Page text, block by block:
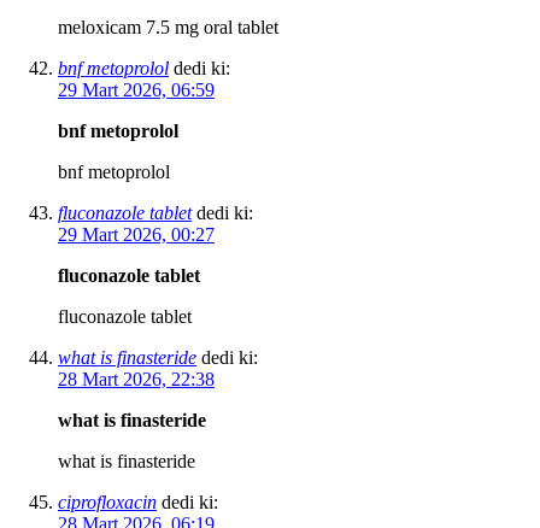
meloxicam 7.5 mg oral tablet
bnf metoprolol dedi ki:
29 Mart 2026, 06:59
bnf metoprolol
bnf metoprolol
fluconazole tablet dedi ki:
29 Mart 2026, 00:27
fluconazole tablet
fluconazole tablet
what is finasteride dedi ki:
28 Mart 2026, 22:38
what is finasteride
what is finasteride
ciprofloxacin dedi ki:
28 Mart 2026, 06:19